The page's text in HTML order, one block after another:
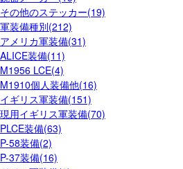
その他のステッカー(19)
軍装備種別(212)
アメリカ軍装備(31)
ALICE装備(11)
M1956 LCE(4)
M1910個人装備他(16)
イギリス軍装備(151)
現用イギリス軍装備(70)
PLCE装備(63)
P-58装備(2)
P-37装備(16)